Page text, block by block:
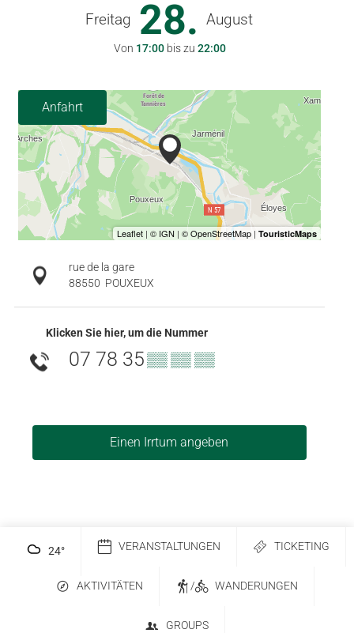
Freitag 28. August
Von 17:00 bis zu 22:00
Anfahrt
rue de la gare
88550 POUXEUX
Klicken Sie hier, um die Nummer
07 78 35▒▒ ▒▒ ▒▒
Einen Irrtum angeben
24° VERANSTALTUNGEN TICKETING
AKTIVITÄTEN / WANDERUNGEN
GROUPS